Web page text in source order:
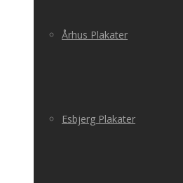
Århus Plakater
Esbjerg Plakater